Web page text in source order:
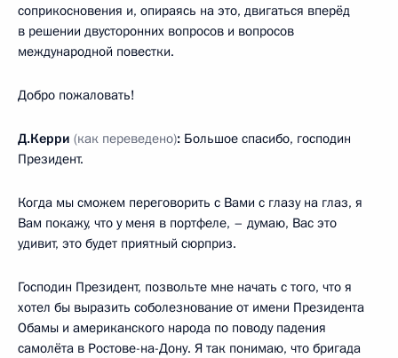
соприкосновения и, опираясь на это, двигаться вперёд
в решении двусторонних вопросов и вопросов
международной повестки.
Добро пожаловать!
Д.Керри (как переведено): Большое спасибо, господин
Президент.
Когда мы сможем переговорить с Вами с глазу на глаз, я
Вам покажу, что у меня в портфеле, – думаю, Вас это
удивит, это будет приятный сюрприз.
Господин Президент, позвольте мне начать с того, что я
хотел бы выразить соболезнование от имени Президента
Обамы и американского народа по поводу падения
самолёта в Ростове-на-Дону. Я так понимаю, что бригада